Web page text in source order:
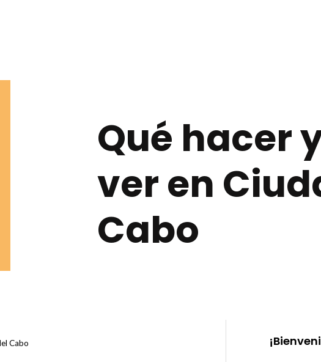
Qué hacer
ver en
Cabo
Cabo